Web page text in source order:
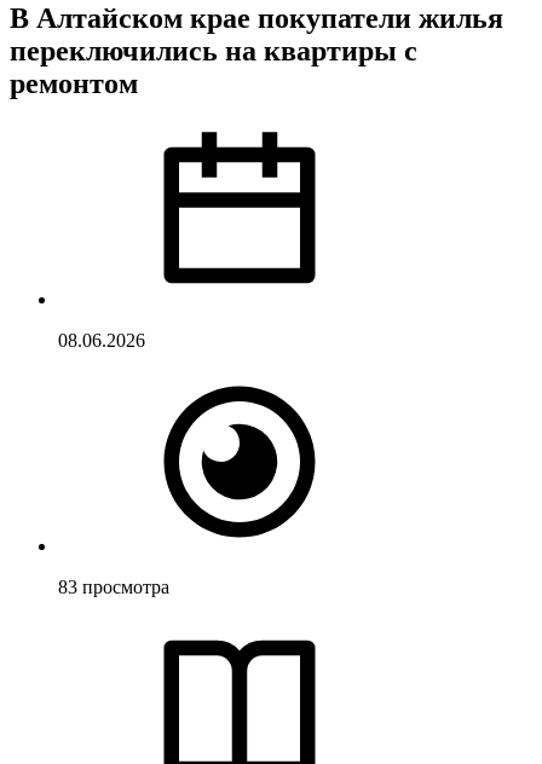
В Алтайском крае покупатели жилья
переключились на квартиры с
ремонтом
08.06.2026
83 просмотра